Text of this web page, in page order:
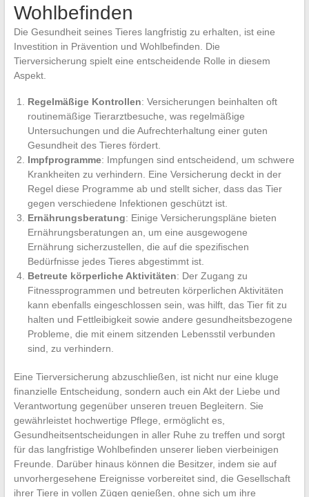
Wohlbefinden
Die Gesundheit seines Tieres langfristig zu erhalten, ist eine
Investition in Prävention und Wohlbefinden. Die
Tierversicherung spielt eine entscheidende Rolle in diesem
Aspekt.
Regelmäßige Kontrollen: Versicherungen beinhalten oft
routinemäßige Tierarztbesuche, was regelmäßige
Untersuchungen und die Aufrechterhaltung einer guten
Gesundheit des Tieres fördert.
Impfprogramme: Impfungen sind entscheidend, um schwere
Krankheiten zu verhindern. Eine Versicherung deckt in der
Regel diese Programme ab und stellt sicher, dass das Tier
gegen verschiedene Infektionen geschützt ist.
Ernährungsberatung: Einige Versicherungspläne bieten
Ernährungsberatungen an, um eine ausgewogene
Ernährung sicherzustellen, die auf die spezifischen
Bedürfnisse jedes Tieres abgestimmt ist.
Betreute körperliche Aktivitäten: Der Zugang zu
Fitnessprogrammen und betreuten körperlichen Aktivitäten
kann ebenfalls eingeschlossen sein, was hilft, das Tier fit zu
halten und Fettleibigkeit sowie andere gesundheitsbezogene
Probleme, die mit einem sitzenden Lebensstil verbunden
sind, zu verhindern.
Eine Tierversicherung abzuschließen, ist nicht nur eine kluge
finanzielle Entscheidung, sondern auch ein Akt der Liebe und
Verantwortung gegenüber unseren treuen Begleitern. Sie
gewährleistet hochwertige Pflege, ermöglicht es,
Gesundheitsentscheidungen in aller Ruhe zu treffen und sorgt
für das langfristige Wohlbefinden unserer lieben vierbeinigen
Freunde. Darüber hinaus können die Besitzer, indem sie auf
unvorhergesehene Ereignisse vorbereitet sind, die Gesellschaft
ihrer Tiere in vollen Zügen genießen, ohne sich um ihre